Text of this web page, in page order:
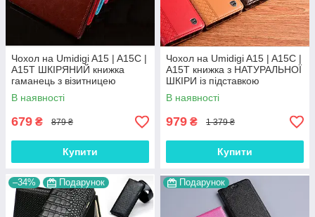
Чохол на Umidigi A15 | A15C |
A15T ШКІРЯНИЙ книжка
гаманець з візитницею
підставкою протиударний
"BENTYAGA"
В наявності
679 ₴ 879 ₴
Купити
Чохол на Umidigi A15 | A15C |
A15T книжка з НАТУРАЛЬНОЇ
ШКІРИ із підставкою
візитницею протиударний
магнітний "BOTTEGA"
В наявності
979 ₴ 1 379 ₴
Купити
–34% Подарунок Подарунок